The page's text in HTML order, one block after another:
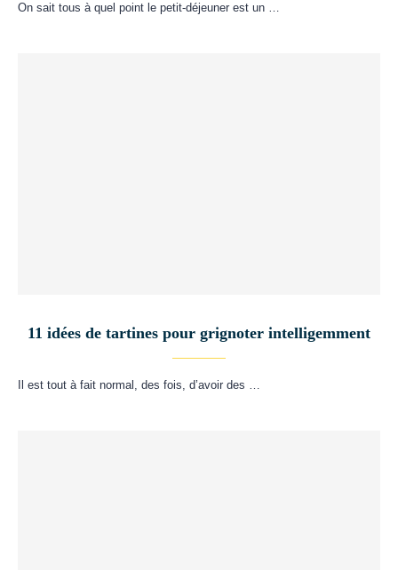
On sait tous à quel point le petit-déjeuner est un …
11 idées de tartines pour grignoter intelligemment
Il est tout à fait normal, des fois, d’avoir des …